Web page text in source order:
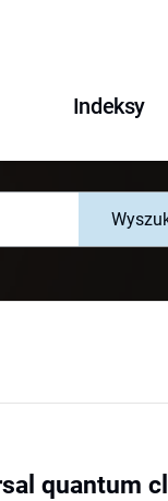
Indeksy
quantum